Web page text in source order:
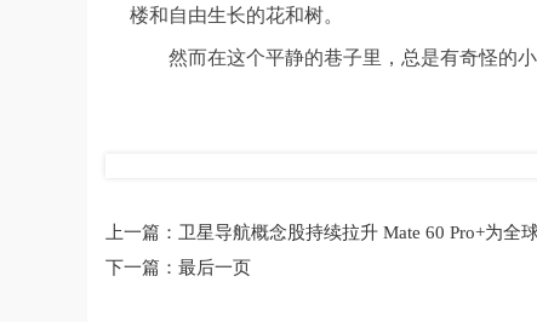
楼和自由生长的花和树。
然而在这个平静的巷子里，总是有奇怪的小
上一篇： 卫星导航概念股持续拉升 Mate 60 Pro+为全
下一篇： 最后一页